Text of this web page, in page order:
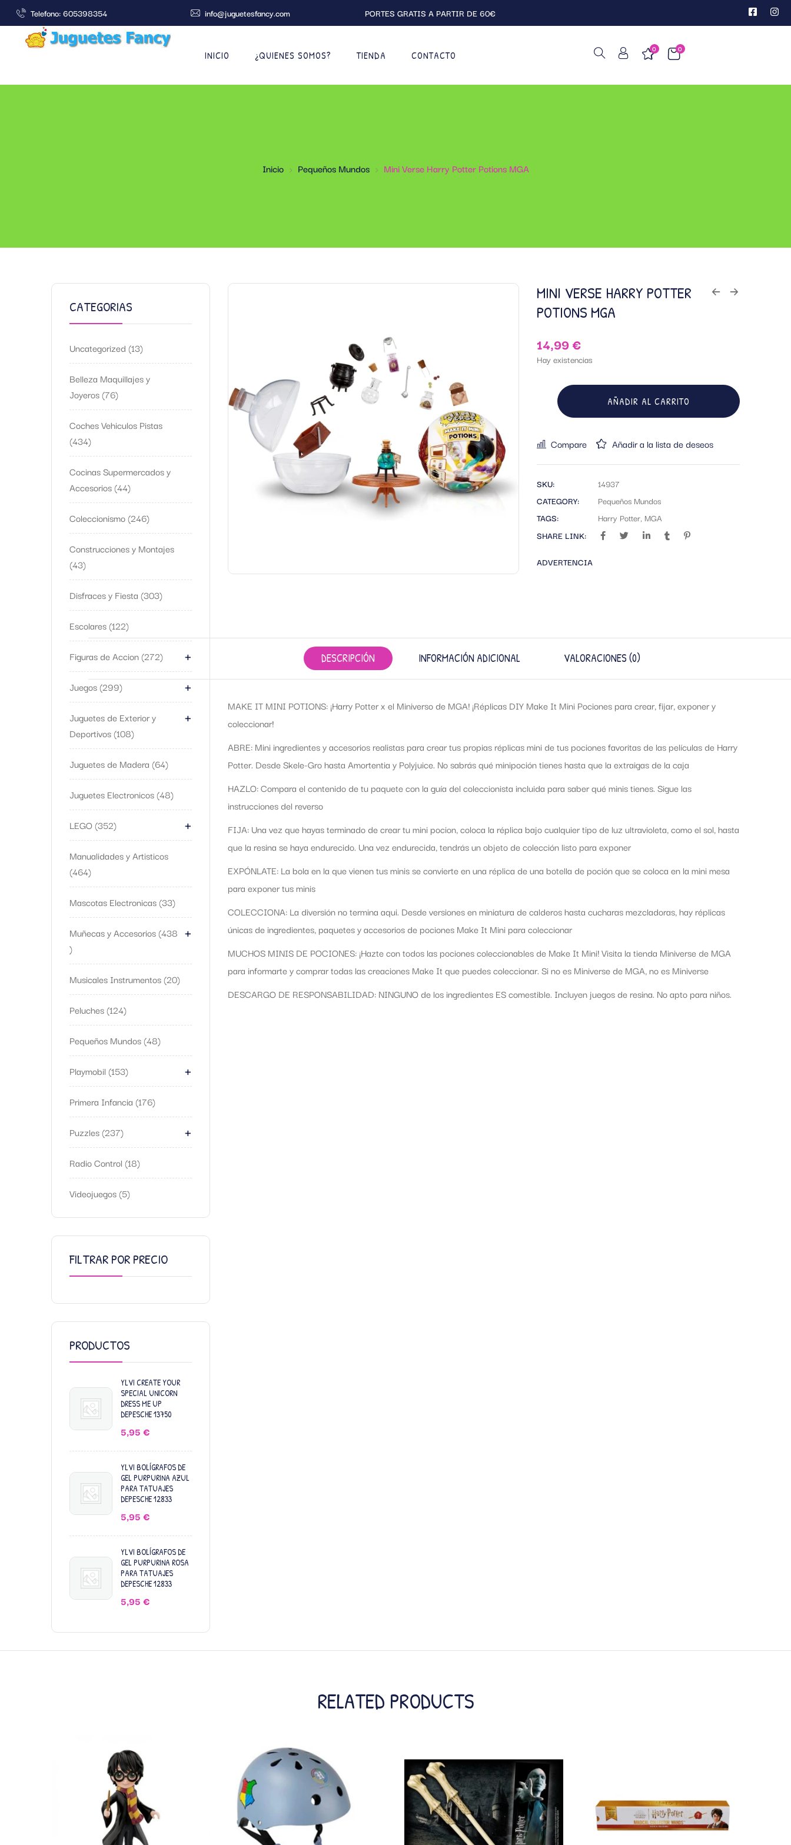
Telefono: 605398354 info@juguetesfancy.com PORTES GRATIS A PARTIR DE 60€
INICIO ¿QUIENES SOMOS? TIENDA CONTACTO
0
0
Inicio Pequeños Mundos Mini Verse Harry Potter Potions MGA
CATEGORIAS
Uncategorized 13
Belleza Maquillajes y
Joyeros 76
Coches Vehiculos Pistas
434
Cocinas Supermercados y
Accesorios 44
Coleccionismo 246
Construcciones y Montajes
43
Disfraces y Fiesta 303
Escolares 122
Figuras de Accion 272 +
Juegos 299 +
Juguetes de Exterior y
Deportivos 108
+
Juguetes de Madera 64
Juguetes Electronicos 48
LEGO 352 +
Manualidades y Artisticos
464
Mascotas Electronicas 33
Muñecas y Accesorios 438 +
Musicales Instrumentos 20
Peluches 124
Pequeños Mundos 48
Playmobil 153 +
Primera Infancia 176
Puzzles 237 +
Radio Control 18
Videojuegos 5
FILTRAR POR PRECIO
PRODUCTOS
YLVI CREATE YOUR
SPECIAL UNICORN
DRESS ME UP
DEPESCHE 13750
5,95 €
YLVI BOLÍGRAFOS DE
GEL PURPURINA AZUL
PARA TATUAJES
DEPESCHE 12833
5,95 €
YLVI BOLÍGRAFOS DE
GEL PURPURINA ROSA
PARA TATUAJES
DEPESCHE 12833
5,95 €
MINI VERSE HARRY POTTER
POTIONS MGA
14,99€
Hay existencias
AÑADIR AL CARRITO
Compare Añadir a la lista de deseos
SKU:
14937
CATEGORY:
Pequeños Mundos
TAGS:
Harry Potter, MGA
SHARE LINK:
ADVERTENCIA
DESCRIPCIÓN INFORMACIÓN ADICIONAL VALORACIONES (0)
MAKE IT MINI POTIONS: ¡Harry Potter x el Miniverso de MGA! ¡Réplicas DIY Make It Mini Pociones para crear, fijar, exponer y
coleccionar!
ABRE: Mini ingredientes y accesorios realistas para crear tus propias réplicas mini de tus pociones favoritas de las películas de Harry
Potter. Desde Skele-Gro hasta Amortentia y Polyjuice. No sabrás qué minipoción tienes hasta que la extraigas de la caja
HAZLO: Compara el contenido de tu paquete con la guía del coleccionista incluida para saber qué minis tienes. Sigue las
instrucciones del reverso
FIJA: Una vez que hayas terminado de crear tu mini pocion, coloca la réplica bajo cualquier tipo de luz ultravioleta, como el sol, hasta
que la resina se haya endurecido. Una vez endurecida, tendrás un objeto de colección listo para exponer
EXPÓNLATE: La bola en la que vienen tus minis se convierte en una réplica de una botella de poción que se coloca en la mini mesa
para exponer tus minis
COLECCIONA: La diversión no termina aqui. Desde versiones en miniatura de calderos hasta cucharas mezcladoras, hay réplicas
únicas de ingredientes, paquetes y accesorios de pociones Make It Mini para coleccionar
MUCHOS MINIS DE POCIONES: ¡Hazte con todos las pociones coleccionables de Make It Mini! Visita la tienda Miniverse de MGA
para informarte y comprar todas las creaciones Make It que puedes coleccionar. Si no es Miniverse de MGA, no es Miniverse
DESCARGO DE RESPONSABILIDAD: NINGUNO de los ingredientes ES comestible. Incluyen juegos de resina. No apto para niños.
RELATED PRODUCTS